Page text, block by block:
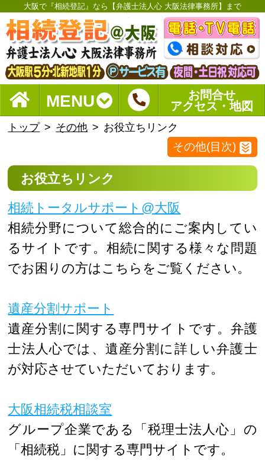
大阪で『相続登記』なら【弁護士法人心 大阪法律事務所】まで
MENU
お問合せ
アクセス・地図
トップ その他 お役立ちリンク
その他(目次)
お役立ちリンク
相続トータルサポート@大阪
相続分野について総合的にご案内してい
るサイトです。相続に関する様々な問題
でお困りの方はこちらをご覧ください。
遺産分割サポート
遺産分割に関する専門サイトです。弁護
士法人心では、遺産分割に詳しい弁護士
が対応させていただいております。
大阪相続税相談室
グループ企業である「税理士法人心」の
「相続税」に関する専門サイトです。